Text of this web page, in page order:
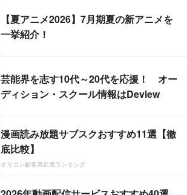
【夏アニメ2026】7月期夏の新アニメを
一挙紹介！
芸能界を志す10代～20代を応援！ オー
ディション・スクール情報はDeview
漫画読み放題サブスクおすすめ11選【徹
底比較】
オリコン顧客満足度ランキング